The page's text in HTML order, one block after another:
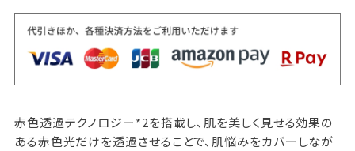
赤色透過テクノロジー*2を搭載し、肌を美しく見せる効果の
ある赤色光だけを透過させることで、肌悩みをカバーしなが